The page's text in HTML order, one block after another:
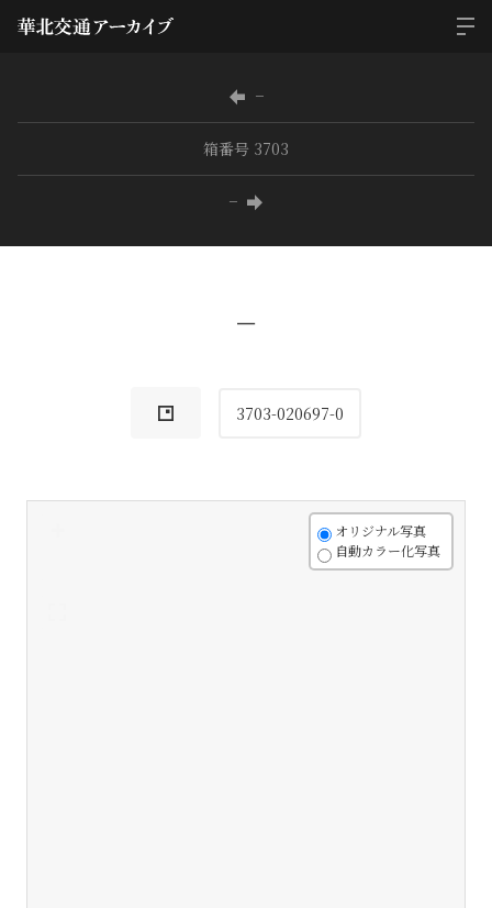
−
箱番号 3703
−
−
3703-020697-0
オリジナル写真
自動カラー化写真